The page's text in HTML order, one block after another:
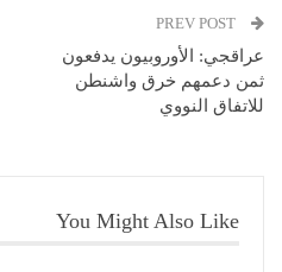
عراقجي: الأوروبيون يدفعون
ثمن دعمهم خرق واشنطن
للاتفاق النووي
You Might Also Like